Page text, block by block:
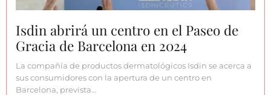
Isdin abrirá un centro en el Paseo de
Gracia de Barcelona en 2024
La compañía de productos dermatológicos Isdin se acerca a
sus consumidores con la apertura de un centro en
Barcelona, prevista…